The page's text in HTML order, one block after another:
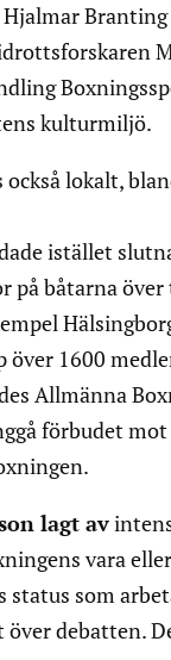
Hjalmar
kulturmiljö.
lokalt,
istället
på båtarna
över 1600
Allmänna
förbudet
lagt av
vara
status som
över debatten.